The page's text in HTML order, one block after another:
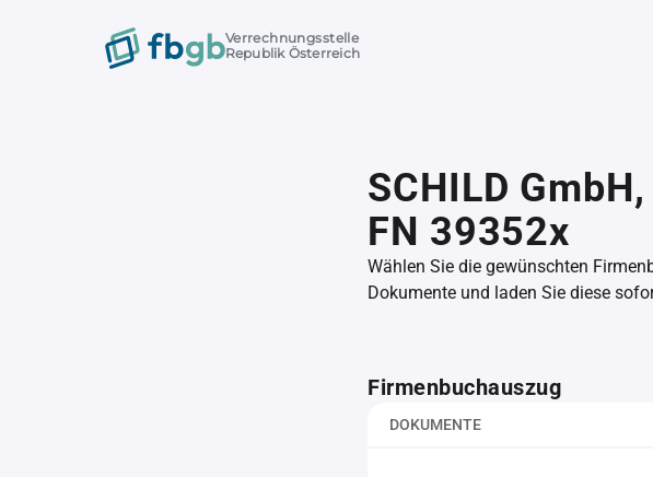
Verrechnungsstelle
Republik Österreich
SCHILD GmbH,
FN 39352x
Wählen Sie die gewünschten
Dokumente und laden Sie diese
Firmenbuchauszug
DOKUMENTE